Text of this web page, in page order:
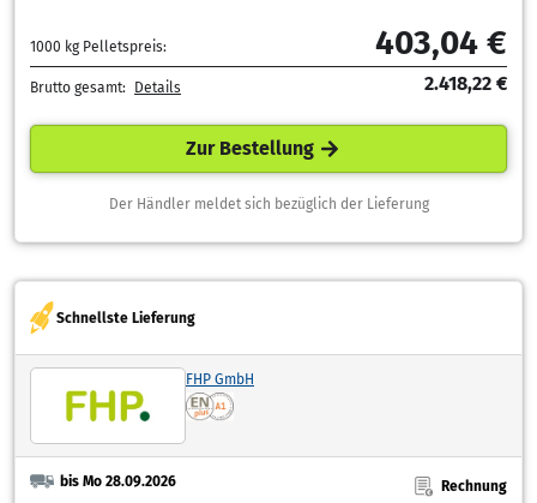
1000 kg Pelletspreis: 403,04 €
Brutto gesamt: Details 2.418,22 €
Zur Bestellung
Der Händler meldet sich bezüglich der Lieferung
Schnellste Lieferung
FHP GmbH
bis Mo 28.09.2026
Rechnung